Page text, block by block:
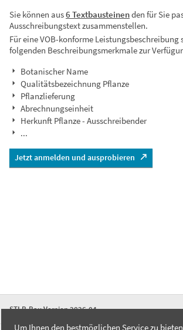
Sie können aus6 Textbausteinenden für Sie
Ausschreibungstext zusammenstellen.
Für eine VOB-konforme Leistungsbeschreibung
folgenden Beschreibungsmerkmale zur
Botanischer Name
Qualitätsbezeichnung Pflanze
Pflanzlieferung
Abrechnungseinheit
Herkunft Pflanze - Ausschreibender
...
Jetzt anmelden und ausprobieren
STLB-Bau Version 2026-04
Um Ihnen den bestmöglichen Service zu